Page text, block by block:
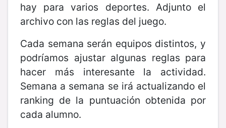
hay para varios deportes. Adjunto el
archivo con las reglas del juego.
Cada semana serán equipos distintos, y
podríamos ajustar algunas reglas para
hacer más interesante la actividad.
Semana a semana se irá actualizando el
ranking de la puntuación obtenida por
cada alumno.